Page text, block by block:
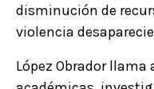
disminución de
violencia
López Obrador